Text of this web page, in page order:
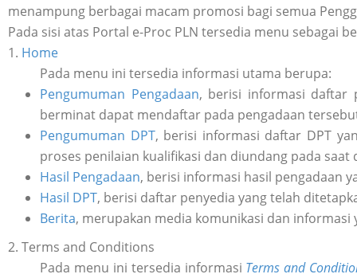
menampung berbagai macam promosi bagi semua
Pada sisi atas Portal e-Proc PLN tersedia menu sebagai
1. Home
Pada menu ini tersedia informasi utama berupa:
Pengumuman Pengadaan, berisi informasi daftar
berminat dapat mendaftar pada pengadaan
Pengumuman DPT, berisi informasi daftar DPT
proses penilaian kualifikasi dan diundang pada
Hasil Pengadaan, berisi informasi hasil pengadaan
Hasil DPT, berisi daftar penyedia yang telah
Berita, merupakan media komunikasi dan
2. Terms and Conditions
Pada menu ini tersedia informasi Terms and